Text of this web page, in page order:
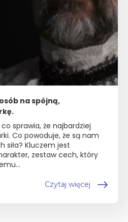
na spójną,
sprawia, że najbardziej
Co powoduje, że są nam
siła? Kluczem jest
zestaw cech, który
Czytaj więcej